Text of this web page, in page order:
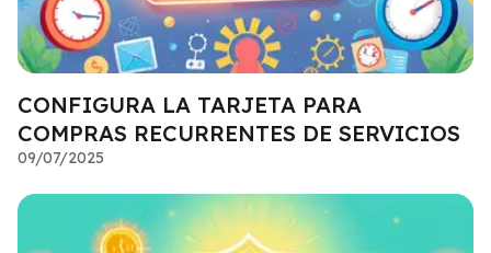
CONFIGURA LA TARJETA PARA
COMPRAS RECURRENTES DE SERVICIOS
09/07/2025